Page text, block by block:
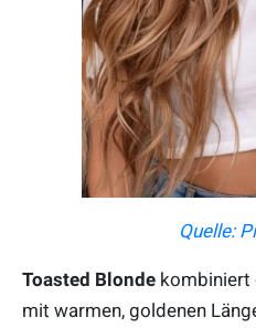
Quelle:
Toasted Blonde kombiniert
mit warmen, goldenen